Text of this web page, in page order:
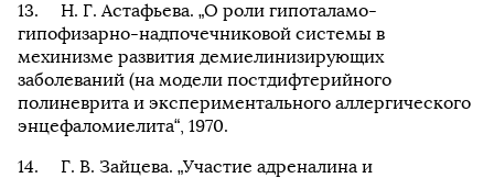
Н. Г. Астафьева. „О роли гипоталамо-
гипофизарно-надпочечниковой системы в
мехинизме развития демиелинизирующих
заболеваний (на модели постдифтерийного
полиневрита и экспериментального аллергического
энцефаломиелита“, 1970.
Г. В. Зайцева. „Участие адреналина и